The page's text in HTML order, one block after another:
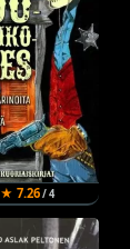
★ 7.26/ 4